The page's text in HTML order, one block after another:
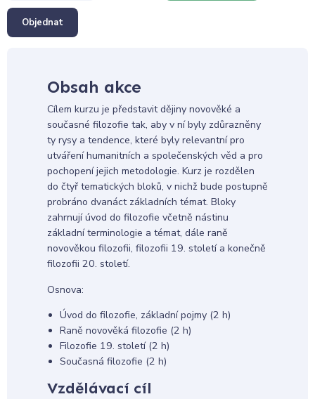
Objednat
Obsah akce
Cílem kurzu je představit dějiny novověké a
současné filozofie tak, aby v ní byly zdůrazněny
ty rysy a tendence, které byly relevantní pro
utváření humanitních a společenských věd a pro
pochopení jejich metodologie. Kurz je rozdělen
do čtyř tematických bloků, v nichž bude postupně
probráno dvanáct základních témat. Bloky
zahrnují úvod do filozofie včetně nástinu
základní terminologie a témat, dále raně
novověkou filozofii, filozofii 19. století a konečně
filozofii 20. století.
Osnova:
Úvod do filozofie, základní pojmy (2 h)
Raně novověká filozofie (2 h)
Filozofie 19. století (2 h)
Současná filozofie (2 h)
Vzdělávací cíl